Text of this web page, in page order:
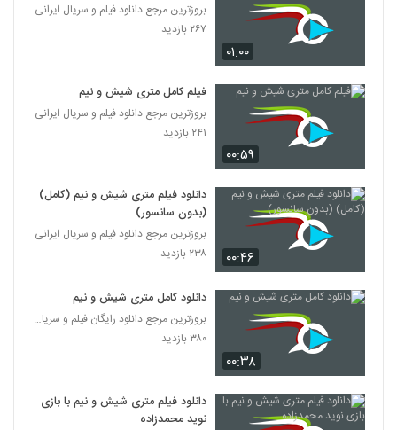
۰۱:۰۰
بروزترین مرجع دانلود فیلم و سریال ایرانی
۲۶۷ بازدید
۰۰:۵۹
فیلم کامل متری شیش و نیم
بروزترین مرجع دانلود فیلم و سریال ایرانی
۲۴۱ بازدید
۰۰:۴۶
دانلود فیلم متری شیش و نیم (کامل)
(بدون سانسور)
بروزترین مرجع دانلود فیلم و سریال ایرانی
۲۳۸ بازدید
۰۰:۳۸
دانلود کامل متری شیش و نیم
بروزترین مرجع دانلود رایگان فیلم و سریال ایرانی
۳۸۰ بازدید
دانلود فیلم متری شیش و نیم با بازی
نوید محمدزاده